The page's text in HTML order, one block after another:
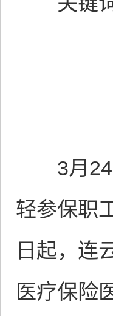
3月24
轻参保职
日起，连
医疗保险